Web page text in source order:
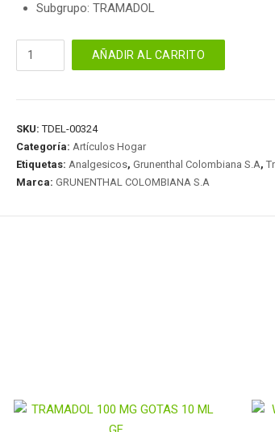
Subgrupo: TRAMADOL
TRAMAL
ML
AÑADIR AL CARRITO
SKU:TDEL-00324
Categoría: Artículos Hogar
Etiquetas: Analgesicos, Grunenthal Colombiana S.A,
Marca: GRUNENTHAL COLOMBIANA S.A